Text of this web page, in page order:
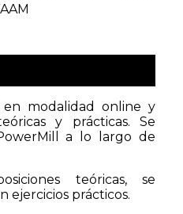
modalidad online y
y prácticas. Se
a lo largo de
teóricas, se
ejercicios prácticos.